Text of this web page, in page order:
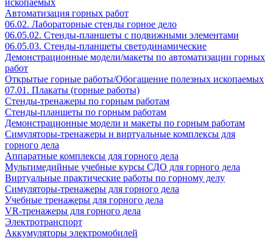
ископаемых
Автоматизация горных работ
06.02. Лабораторные стенды горное дело
06.05.02. Стенды-планшеты с подвижными элементами
06.05.03. Стенды-планшеты светодинамические
Демонстрационные модели/макеты по автоматизации горных
работ
Открытые горные работы/Обогащение полезных ископаемых
07.01. Плакаты (горные работы)
Стенды-тренажеры по горным работам
Стенды-планшеты по горным работам
Демонстрационные модели и макеты по горным работам
Симуляторы-тренажеры и виртуальные комплексы для
горного дела
Аппаратные комплексы для горного дела
Мультимедийные учебные курсы СДО для горного дела
Виртуальные практические работы по горному делу
Симуляторы-тренажеры для горного дела
Учебные тренажеры для горного дела
VR-тренажеры для горного дела
Электротранспорт
Аккумуляторы электромобилей